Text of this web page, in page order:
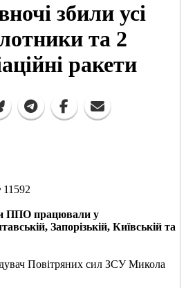
збили усі
та 2
ракети
11592
ППО працювали у
Запорізькій, Київській та
Повітряних сил ЗСУ Микола